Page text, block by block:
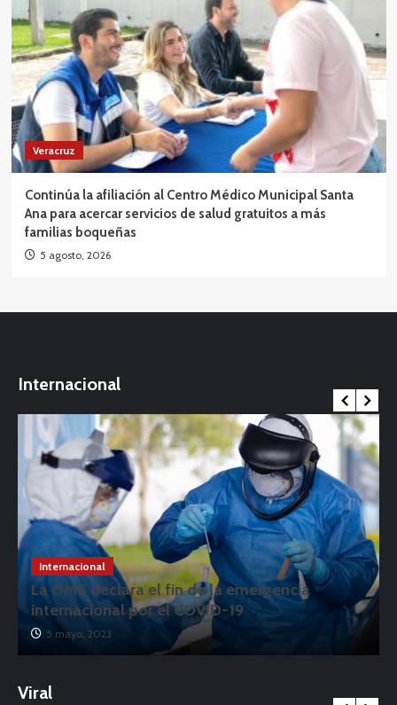
Veracruz
Continúa la afiliación al Centro Médico Municipal Santa
Ana para acercar servicios de salud gratuitos a más
familias boqueñas
5 agosto, 2026
Internacional
Internacional
La OMS declara el fin de la emergencia
internacional por el COVID-19
5 mayo, 2023
Viral